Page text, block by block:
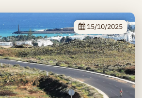
15/10/2025